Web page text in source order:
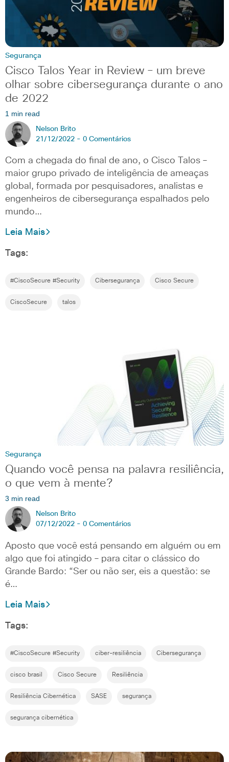
Segurança
Cisco Talos Year in Review – um breve
olhar sobre cibersegurança durante o ano
de 2022
1 min read
Nelson Brito
21/12/2022 - 0 Comentários
Com a chegada do final de ano, o Cisco Talos –
maior grupo privado de inteligência de ameaças
global, formada por pesquisadores, analistas e
engenheiros de cibersegurança espalhados pelo
mundo…
Leia Mais
Tags:
#CiscoSecure #Security Cibersegurança Cisco Secure
CiscoSecure talos
Segurança
Quando você pensa na palavra resiliência,
o que vem à mente?
3 min read
Nelson Brito
07/12/2022 - 0 Comentários
Aposto que você está pensando em alguém ou em
algo que foi atingido – para citar o clássico do
Grande Bardo: “Ser ou não ser, eis a questão: se
é…
Leia Mais
Tags:
#CiscoSecure #Security ciber-resiliência Cibersegurança
cisco brasil Cisco Secure Resiliência
Resiliência Cibernética SASE segurança
segurança cibernética